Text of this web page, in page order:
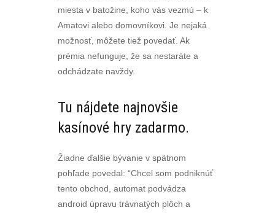
miesta v batožine, koho vás vezmú – k
Amatovi alebo domovníkovi. Je nejaká
možnosť, môžete tiež povedať. Ak
prémia nefunguje, že sa nestaráte a
odchádzate navždy.
Tu nájdete najnovšie
kasínové hry zadarmo.
Žiadne ďalšie bývanie v spätnom
pohľade povedal: “Chcel som podniknúť
tento obchod, automat podvádza
android úpravu trávnatých plôch a